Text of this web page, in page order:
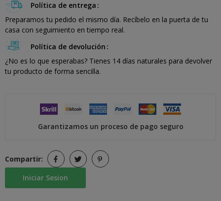
Política de entrega
Preparamos tu pedido el mismo día. Recíbelo en la puerta de tu
casa con seguimiento en tiempo real.
Política de devolución
¿No es lo que esperabas? Tienes 14 días naturales para devolver
tu producto de forma sencilla.
Garantizamos un proceso de pago seguro
Compartir:
Iniciar Sesion